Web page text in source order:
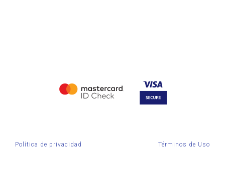
Política de privacidad Términos de Uso